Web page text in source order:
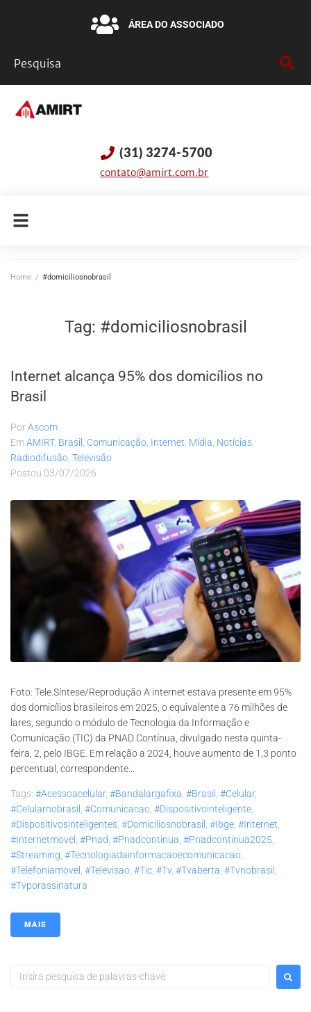
ÁREA DO ASSOCIADO
(31) 3274-5700
contato@amirt.com.br
Home / #domiciliosnobrasil
Tag: #domiciliosnobrasil
Internet alcança 95% dos domicílios no
Brasil
PorAscom
EmAMIRT, Brasil Comunicação Internet Mídia Notícias
Radiodifusão Televisão
Postou 03/07/2026
Foto: Tele.Síntese/Reprodução A internet estava presente em 95%
dos domicílios brasileiros em 2025, o equivalente a 76 milhões de
lares, segundo o módulo de Tecnologia da Informação e
Comunicação (TIC) da PNAD Contínua, divulgado nesta quinta-
feira, 2, pelo IBGE. Em relação a 2024, houve aumento de 1,3 ponto
percentual, correspondente...
Tags: #acessoacelular, #bandalargafixa #brasil #celular,
#celularnobrasil #comunicacao #dispositivointeligente
#dispositivosinteligentes #domiciliosnobrasil #ibge #internet
#internetmovel #pnad #pnadcontinua #pnadcontinua2025
#streaming #tecnologiadainformacaoecomunicacao
#telefoniamovel #televisao #tic #tv, #tvaberta #tvnobrasil
#tvporassinatura
MAIS